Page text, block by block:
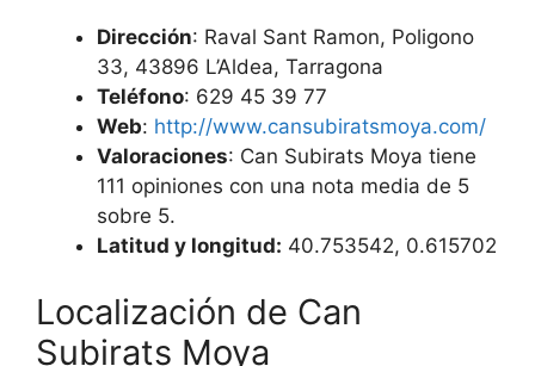
Dirección: Raval Sant Ramon, Poligono
33, 43896 L’Aldea, Tarragona
Teléfono: 629 45 39 77
Web: http://www.cansubiratsmoya.com/
Valoraciones: Can Subirats Moya tiene
111 opiniones con una nota media de 5
sobre 5.
Latitud y longitud: 40.753542, 0.615702
Localización de Can
Subirats Moya